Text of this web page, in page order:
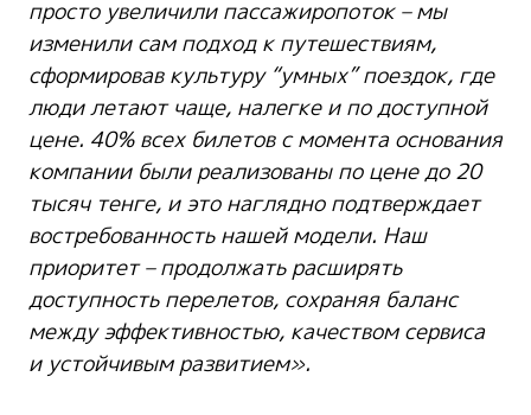
просто увеличили пассажиропоток – мы
изменили сам подход к путешествиям,
сформировав культуру “умных” поездок, где
люди летают чаще, налегке и по доступной
цене. 40% всех билетов с момента основания
компании были реализованы по цене до 20
тысяч тенге, и это наглядно подтверждает
востребованность нашей модели. Наш
приоритет – продолжать расширять
доступность перелетов, сохраняя баланс
между эффективностью, качеством сервиса
и устойчивым развитием».